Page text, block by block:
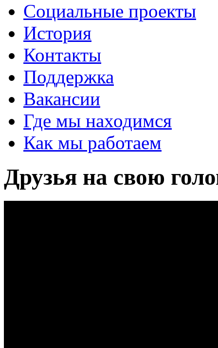
Социальные проекты
История
Контакты
Поддержка
Вакансии
Где мы находимся
Как мы работаем
Друзья на свою